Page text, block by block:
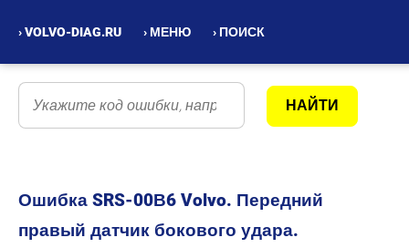
› VOLVO-DIAG.RU › МЕНЮ › ПОИСК
Ошибка SRS-00В6 Volvo. Передний
правый датчик бокового удара.